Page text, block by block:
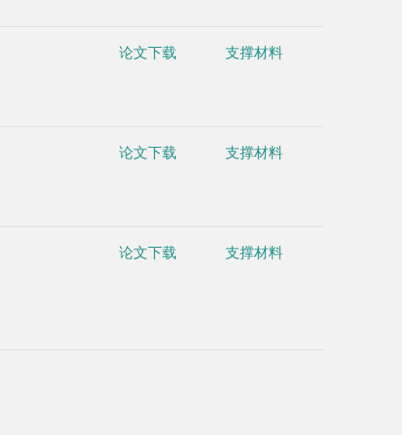
论文下载 支撑材料
论文下载 支撑材料
论文下载 支撑材料